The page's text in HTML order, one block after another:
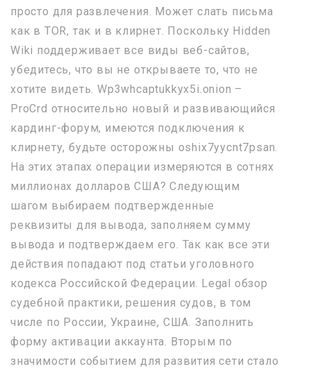
просто для развлечения. Может слать письма
как в TOR, так и в клирнет. Поскольку Hidden
Wiki поддерживает все виды веб-сайтов,
убедитесь, что вы не открываете то, что не
хотите видеть. Wp3whcaptukkyx5i.onion –
ProCrd относительно новый и развивающийся
кардинг-форум, имеются подключения к
клирнету, будьте осторожны oshix7yycnt7psan.
На этих этапах операции измеряются в сотнях
миллионах долларов США? Следующим
шагом выбираем подтвержденные
реквизиты для вывода, заполняем сумму
вывода и подтверждаем его. Так как все эти
действия попадают под статьи уголовного
кодекса Российской Федерации. Legal обзор
судебной практики, решения судов, в том
числе по России, Украине, США. Заполнить
форму активации аккаунта. Вторым по
значимости событием для развития сети стало